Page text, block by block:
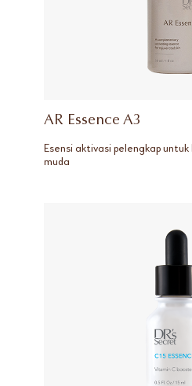
AR Essence A3
Esensi aktivasi pelengkap
muda